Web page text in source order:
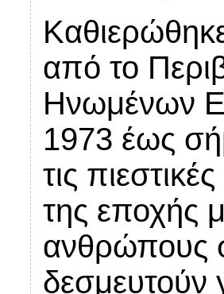
από το
Ηνωμένων
1973 έως
τις
της εποχής
ανθρώπους
δεσμευτούν